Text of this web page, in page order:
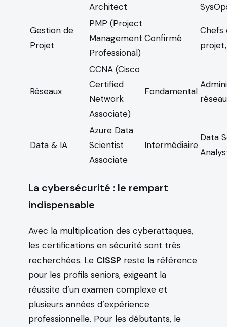
Architect
Gestion de
Projet
PMP (Project
Management
Professional)
Confirmé
Chefs
Réseaux
CCNA (Cisco
Certified
Network
Associate)
Fondamental
Data & IA
Azure Data
Scientist
Associate
Intermédiaire
Data
La cybersécurité : le rempart
indispensable
Avec la multiplication des cyberattaques,
les certifications en sécurité sont très
recherchées. Le CISSP reste la référence
pour les profils seniors, exigeant la
réussite d’un examen complexe et
plusieurs années d’expérience
professionnelle. Pour les débutants, le